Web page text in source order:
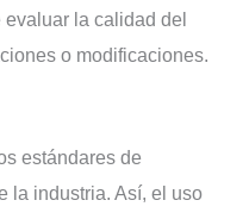
la calidad del
o modificaciones.
estándares de
la industria. Así, el uso